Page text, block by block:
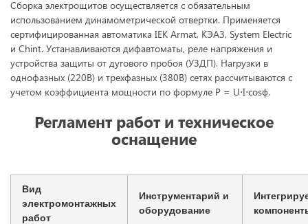
Сборка электрощитов осуществляется с обязательным
использованием динамометрической отвертки. Применяется
сертифицированная автоматика IEK Armat, КЭАЗ, System Electric
и Chint. Устанавливаются дифавтоматы, реле напряжения и
устройства защиты от дугового пробоя (УЗДП). Нагрузки в
однофазных (220В) и трехфазных (380В) сетях рассчитываются с
учетом коэффициента мощности по формуле P = U⋅I⋅cosϕ.
Регламент работ и техническое
оснащение
Вид
электромонтажных
работ
Инструментарий и
оборудование